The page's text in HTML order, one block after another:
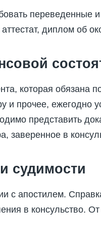
переведенные
диплом об
которая обязана
и прочее, ежегодно
представить
заверенное в
судимости
с апостилем.
в консульство.